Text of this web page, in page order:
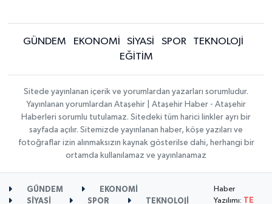
GÜNDEM EKONOMİ SİYASİ SPOR
TEKNOLOJİ
EĞİTİM
Sitede yayınlanan içerik ve yorumlardan yazarları sorumludur.
Yayınlanan yorumlardan Ataşehir | Ataşehir Haber - Ataşehir
Haberleri sorumlu tutulamaz. Sitedeki tüm harici linkler ayrı bir
sayfada açılır. Sitemizde yayınlanan haber, köşe yazıları ve
fotoğraflar izin alınmaksızın kaynak gösterilse dahi, herhangi bir
ortamda kullanılamaz ve yayınlanamaz
GÜNDEM
EKONOMİ
SİYASİ
SPOR TEKNOLOJİ
Haber
Yazılımı: TE